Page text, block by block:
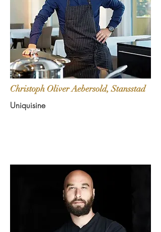
Christoph Oliver Aebersold, Stansstad
Uniquisine